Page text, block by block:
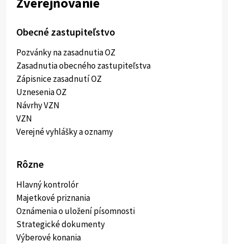
Obecné zastupiteľstvo
Pozvánky na zasadnutia OZ
Zasadnutia obecného zastupiteľstva
Zápisnice zasadnutí OZ
Uznesenia OZ
Návrhy VZN
VZN
Verejné vyhlášky a oznamy
Rôzne
Hlavný kontrolór
Majetkové priznania
Oznámenia o uložení písomnosti
Strategické dokumenty
Výberové konania